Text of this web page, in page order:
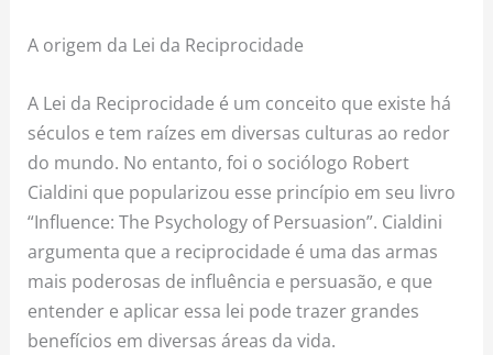
A origem da Lei da Reciprocidade
A Lei da Reciprocidade é um conceito que existe há
séculos e tem raízes em diversas culturas ao redor
do mundo. No entanto, foi o sociólogo Robert
Cialdini que popularizou esse princípio em seu livro
“Influence: The Psychology of Persuasion”. Cialdini
argumenta que a reciprocidade é uma das armas
mais poderosas de influência e persuasão, e que
entender e aplicar essa lei pode trazer grandes
benefícios em diversas áreas da vida.